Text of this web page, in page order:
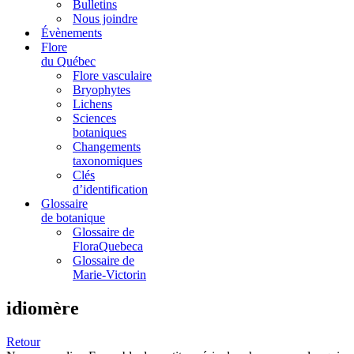
Bulletins
Nous joindre
Évènements
Flore
du Québec
Flore vasculaire
Bryophytes
Lichens
Sciences
botaniques
Changements
taxonomiques
Clés
d’identification
Glossaire
de botanique
Glossaire de
FloraQuebeca
Glossaire de
Marie-Victorin
idiomère
Retour